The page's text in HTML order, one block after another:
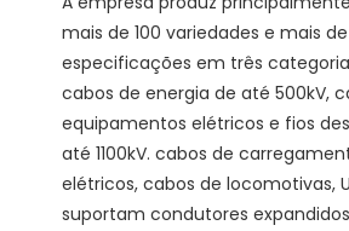
mais de 100 variedades e mais
especificações em três
cabos de energia de até 500kV,
equipamentos elétricos e fios
até 1100kV. cabos de
elétricos, cabos de locomotivas,
suportam condutores